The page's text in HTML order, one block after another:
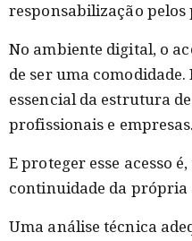
responsabilização pelos
No ambiente digital, o
de ser uma
essencial da estrutura
profissionais e empresas.
E proteger esse acesso
continuidade da própria
Uma análise técnica